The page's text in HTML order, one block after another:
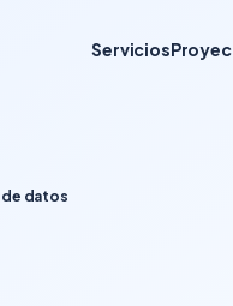
Servicios
datos